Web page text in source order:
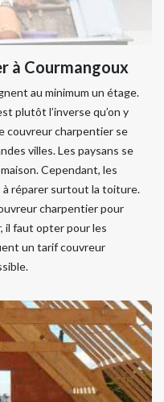
à Courmangoux
au minimum un étage.
plutôt l’inverse qu’on y
couvreur charpentier se
villes. Les paysans se
Cependant, les
à réparer surtout la toiture.
charpentier pour
il faut opter pour les
un tarif couvreur